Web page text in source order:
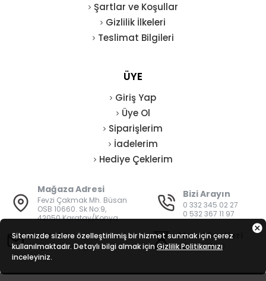
Şartlar ve Koşullar
Gizlilik İlkeleri
Teslimat Bilgileri
ÜYE
Giriş Yap
Üye Ol
Siparişlerim
İadelerim
Hediye Çeklerim
Mağaza Adresi
Fevzi Çakmak Mh. Büsan
OSB 10660. Sk No:9,
42050 Karatay/Konya
Bizi Arayın
0 332 345 02 27
0 532 367 11 97
E-Posta
bilgi@vatanisguvenligi.com
Mesai Saatleri
08:00 - 19:00
Sitemizde sizlere özelleştirilmiş bir hizmet sunmak için çerez
kullanılmaktadır. Detaylı bilgi almak için Gizlilik Politikamızı
inceleyiniz.